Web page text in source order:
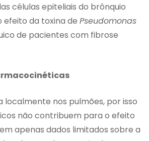
células epiteliais do brônquio
efeito da toxina de Pseudomonas
de pacientes com fibrose
localmente nos pulmões, por isso
não contribuem para o efeito
apenas dados limitados sobre a